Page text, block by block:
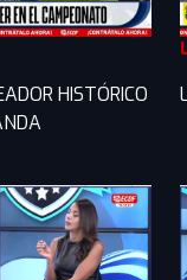
HISTÓRICO